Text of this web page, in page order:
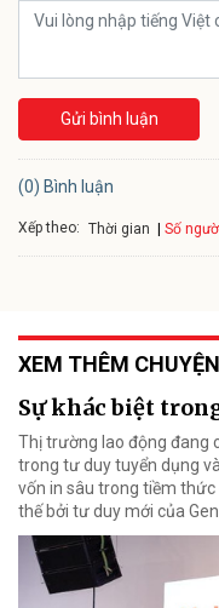
Gửi bình luận
(0) Bình luận
Xếp theo: Thời gian Số
XEM THÊM
Sự khác biệt
Thị trường lao động đang
trong tư duy tuyển dụng
vốn in sâu trong tiềm
thế bởi tư duy mới của